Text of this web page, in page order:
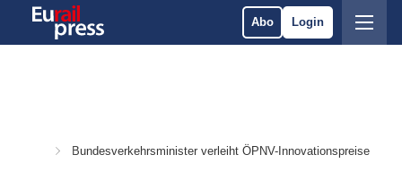
Abo Login
Bundesverkehrsminister verleiht ÖPNV-Innovationspreise